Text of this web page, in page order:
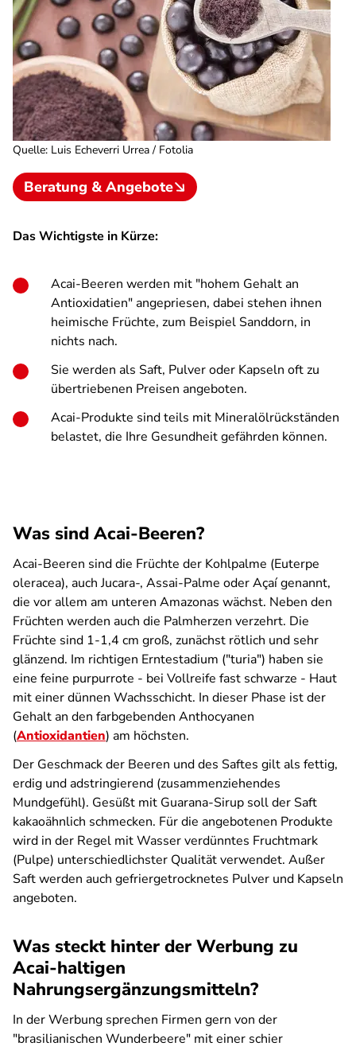
Quelle: Luis Echeverri Urrea / Fotolia
Beratung & Angebote
Das Wichtigste in Kürze:
Acai-Beeren werden mit "hohem Gehalt an
Antioxidatien" angepriesen, dabei stehen ihnen
heimische Früchte, zum Beispiel Sanddorn, in
nichts nach.
Sie werden als Saft, Pulver oder Kapseln oft zu
übertriebenen Preisen angeboten.
Acai-Produkte sind teils mit Mineralölrückständen
belastet, die Ihre Gesundheit gefährden können.
Was sind Acai-Beeren?
Acai-Beeren sind die Früchte der Kohlpalme (Euterpe
oleracea), auch Jucara-, Assai-Palme oder Açaí genannt,
die vor allem am unteren Amazonas wächst. Neben den
Früchten werden auch die Palmherzen verzehrt. Die
Früchte sind 1-1,4 cm groß, zunächst rötlich und sehr
glänzend. Im richtigen Erntestadium ("turia") haben sie
eine feine purpurrote - bei Vollreife fast schwarze - Haut
mit einer dünnen Wachsschicht. In dieser Phase ist der
Gehalt an den farbgebenden Anthocyanen
(Antioxidantien) am höchsten.
Der Geschmack der Beeren und des Saftes gilt als fettig,
erdig und adstringierend (zusammenziehendes
Mundgefühl). Gesüßt mit Guarana-Sirup soll der Saft
kakaoähnlich schmecken. Für die angebotenen Produkte
wird in der Regel mit Wasser verdünntes Fruchtmark
(Pulpe) unterschiedlichster Qualität verwendet. Außer
Saft werden auch gefriergetrocknetes Pulver und Kapseln
angeboten.
Was steckt hinter der Werbung zu
Acai-haltigen
Nahrungsergänzungsmitteln?
In der Werbung sprechen Firmen gern von der
"brasilianischen Wunderbeere" mit einer schier